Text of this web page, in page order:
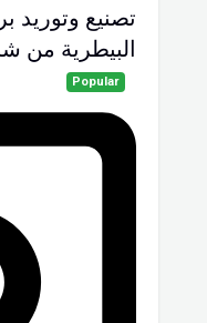
تصنيع وتوريد
البيطرية من
Popular